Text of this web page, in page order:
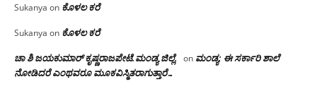
Sukanya on ಕೊಳಲ ಕರೆ
Sukanya on ಕೊಳಲ ಕರೆ
ಚಾ ಶಿ ಜಯಕುಮಾರ್ ಕೃಷ್ಣರಾಜಪೇಟೆ.ಮಂಡ್ಯ ಜಿಲ್ಲೆ. on ಮಂಡ್ಯ: ಈ ಸರ್ಕಾರಿ ಶಾಲೆ
ನೋಡಿದರೆ ಎಂಥವರೂ ಮೂಕವಿಸ್ಮಿತರಾಗುತ್ತಾರೆ…